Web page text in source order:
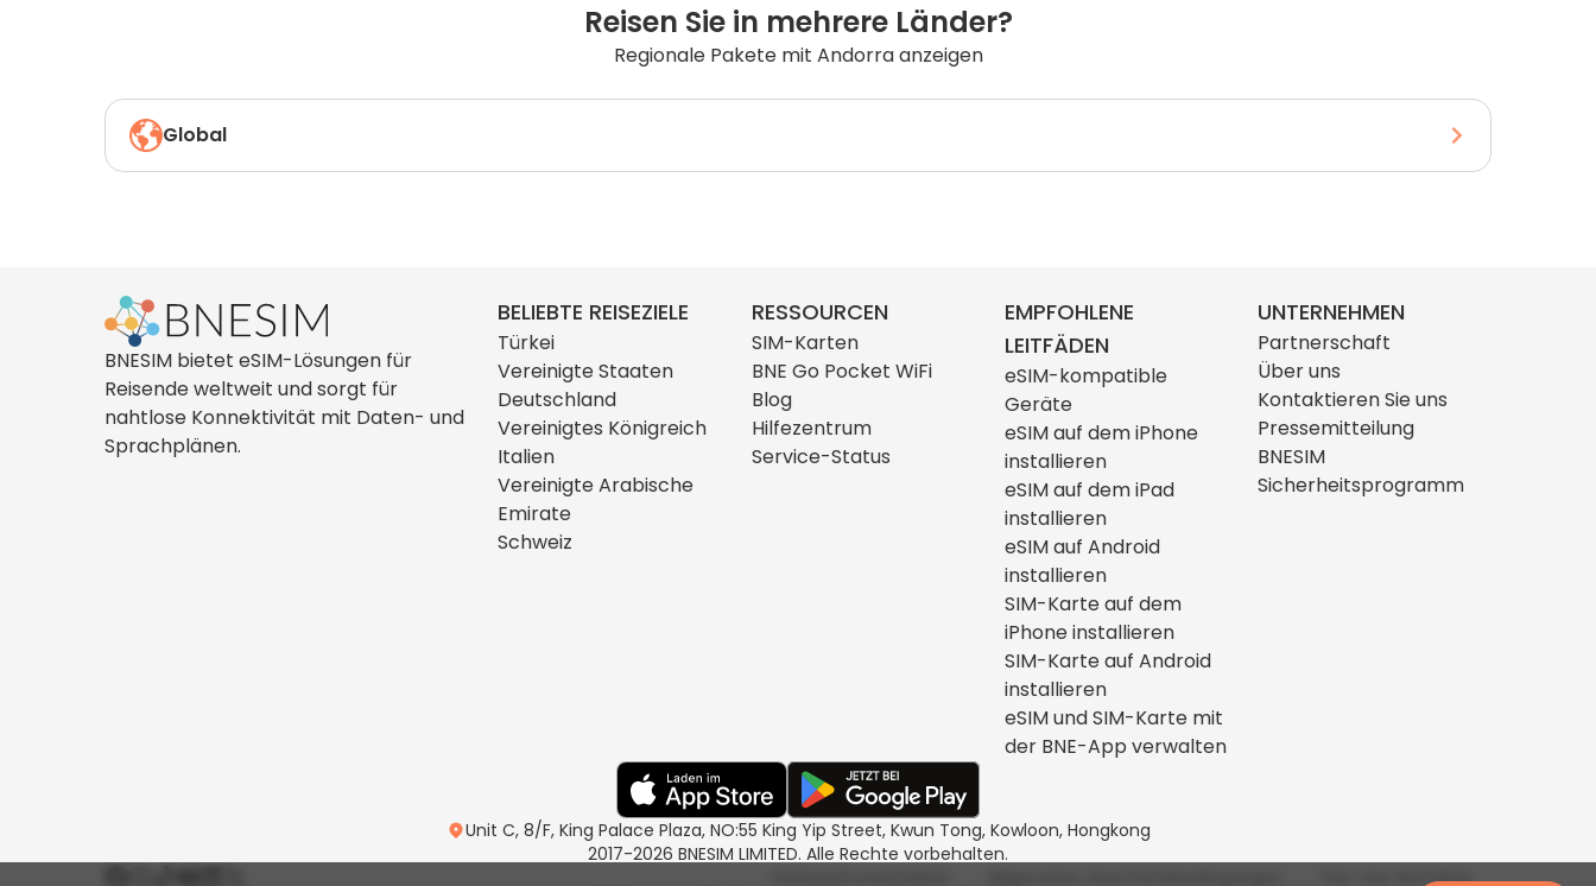
Reisen Sie in mehrere Länder?
Regionale Pakete mit Andorra anzeigen
Global
BNESIM bietet eSIM-Lösungen für
Reisende weltweit und sorgt für
nahtlose Konnektivität mit Daten- und
Sprachplänen.
BELIEBTE REISEZIELE
Türkei
Vereinigte Staaten
Deutschland
Vereinigtes Königreich
Italien
Vereinigte Arabische
Emirate
Schweiz
RESSOURCEN
SIM-Karten
BNE Go Pocket WiFi
Blog
Hilfezentrum
Service-Status
EMPFOHLENE
LEITFÄDEN
eSIM-kompatible
Geräte
eSIM auf dem iPhone
installieren
eSIM auf dem iPad
installieren
eSIM auf Android
installieren
SIM-Karte auf dem
iPhone installieren
SIM-Karte auf Android
installieren
eSIM und SIM-Karte mit
der BNE-App verwalten
UNTERNEHMEN
Partnerschaft
Über uns
Kontaktieren Sie uns
Pressemitteilung
BNESIM
Sicherheitsprogramm
Unit C, 8/F, King Palace Plaza, NO:55 King Yip Street, Kwun Tong, Kowloon, Hongkong
2017-2026 BNESIM LIMITED. Alle Rechte vorbehalten.
Fair-Use-Richtlinie